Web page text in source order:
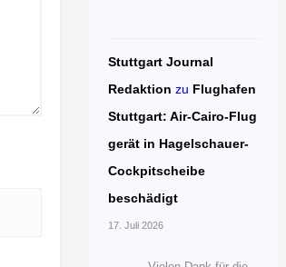
Stuttgart Journal
Redaktion zu Flughafen
Stuttgart: Air-Cairo-Flug
gerät in Hagelschauer-
Cockpitscheibe
beschädigt
17. Juli 2026